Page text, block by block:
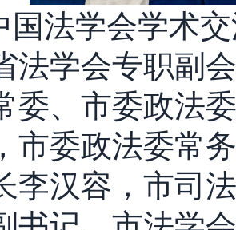
国法学会学术
法学会专职副
委、市委政法
市委政法委常
李汉容，市司